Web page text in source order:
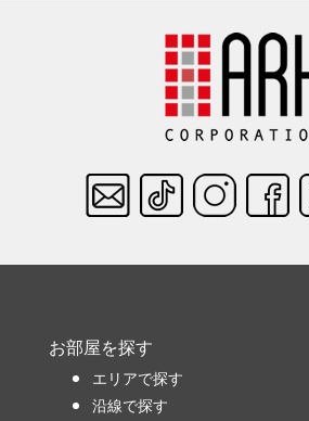
お部屋を探す
エリアで探す
沿線で探す